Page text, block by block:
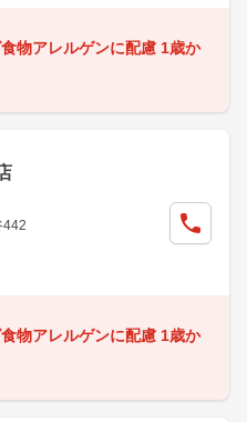
物アレルゲンに配慮 1歳か
442
物アレルゲンに配慮 1歳か